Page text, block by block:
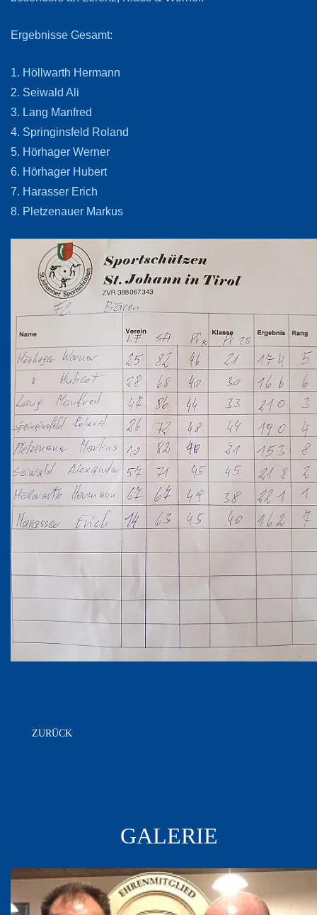
Ergebnisse Gesamt:
1. Höllwarth Hermann
2. Seiwald Ali
3. Lang Manfred
4. Springinsfeld Roland
5. Hörhager Werner
6. Hörhager Hubert
7. Harasser Erich
8. Pletzenauer Markus
ZURÜCK
GALERIE